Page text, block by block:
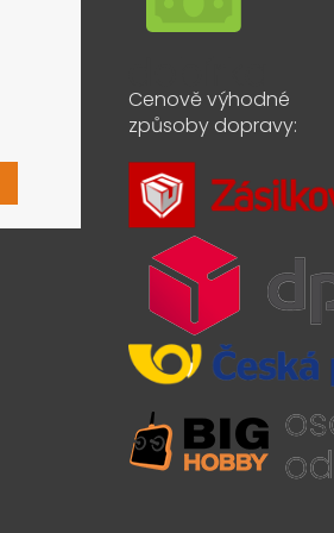
Cenově výhodné
způsoby dopravy: